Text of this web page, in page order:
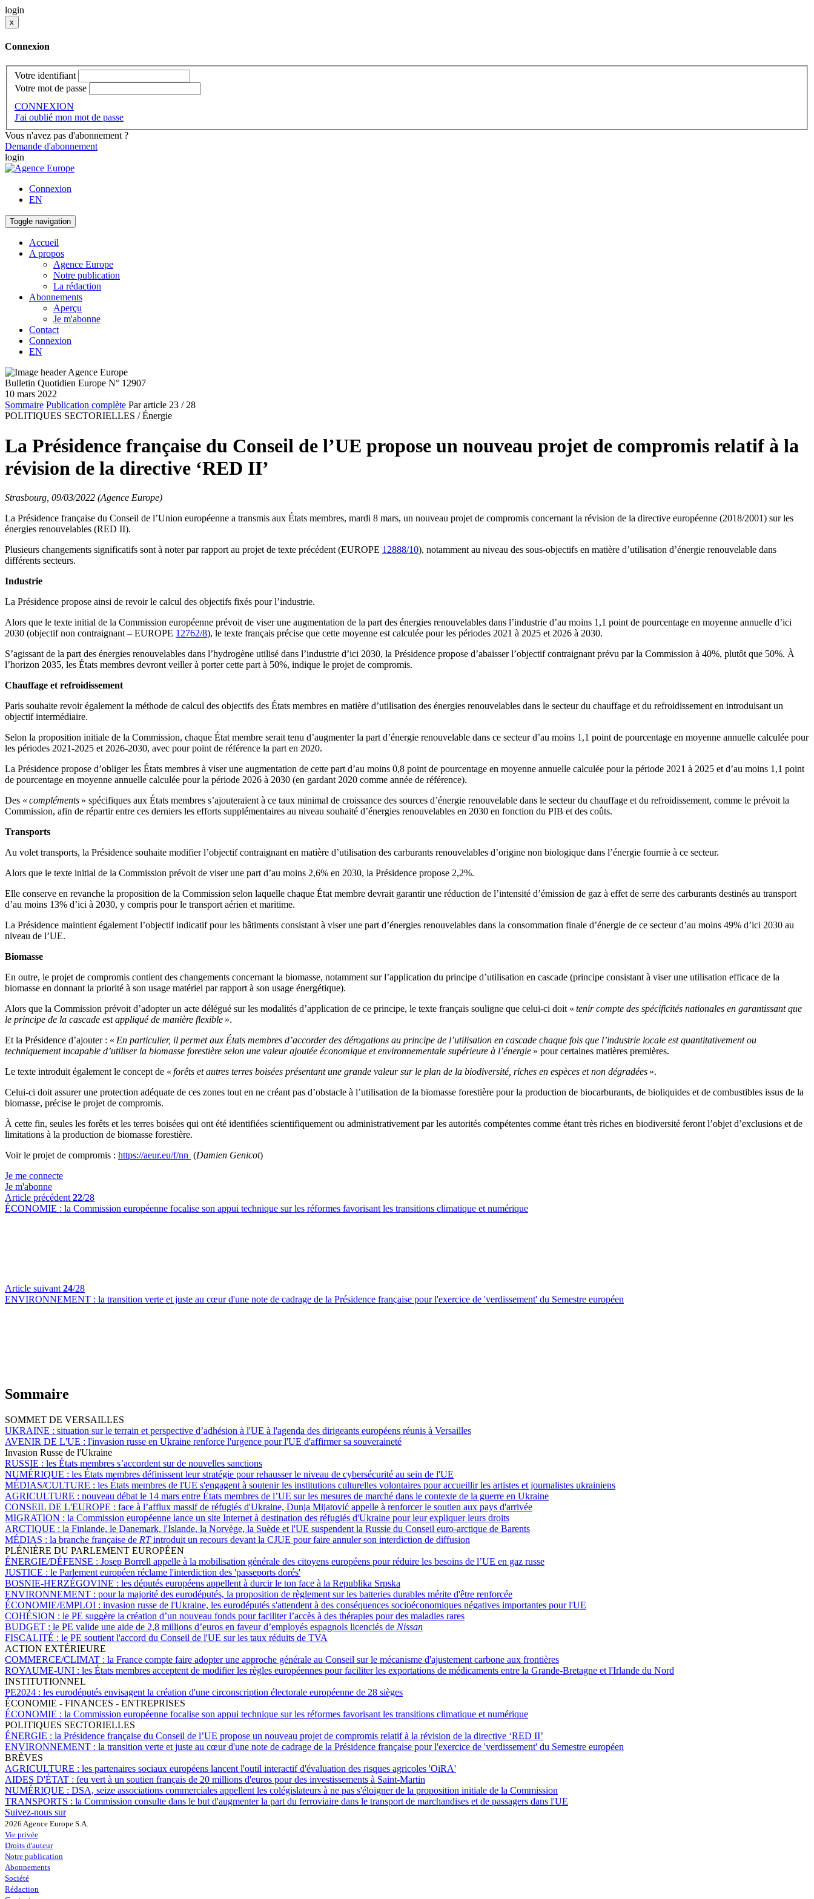
login
x
Connexion
Votre identifiant
Votre mot de passe
CONNEXION
J'ai oublié mon mot de passe
Vous n'avez pas d'abonnement ?
Demande d'abonnement
login
Connexion
EN
Toggle navigation
Accueil
A propos
Agence Europe
Notre publication
La rédaction
Abonnements
Aperçu
Je m'abonne
Contact
Connexion
EN
Bulletin Quotidien Europe N° 12907
10 mars 2022
Sommaire Publication complète Par article 23 / 28
POLITIQUES SECTORIELLES / Énergie
La Présidence française du Conseil de l’UE propose un nouveau projet de compromis relatif à la
révision de la directive ‘RED II’
Strasbourg, 09/03/2022 (Agence Europe)
La Présidence française du Conseil de l’Union européenne a transmis aux États membres, mardi 8 mars, un nouveau projet de compromis concernant la révision de la directive européenne (2018/2001) sur les
énergies renouvelables (RED II).
Plusieurs changements significatifs sont à noter par rapport au projet de texte précédent (EUROPE 12888/10), notamment au niveau des sous-objectifs en matière d’utilisation d’énergie renouvelable dans
différents secteurs.
Industrie
La Présidence propose ainsi de revoir le calcul des objectifs fixés pour l’industrie.
Alors que le texte initial de la Commission européenne prévoit de viser une augmentation de la part des énergies renouvelables dans l’industrie d’au moins 1,1 point de pourcentage en moyenne annuelle d’ici
2030 (objectif non contraignant – EUROPE 12762/8), le texte français précise que cette moyenne est calculée pour les périodes 2021 à 2025 et 2026 à 2030.
S’agissant de la part des énergies renouvelables dans l’hydrogène utilisé dans l’industrie d’ici 2030, la Présidence propose d’abaisser l’objectif contraignant prévu par la Commission à 40%, plutôt que 50%. À
l’horizon 2035, les États membres devront veiller à porter cette part à 50%, indique le projet de compromis.
Chauffage et refroidissement
Paris souhaite revoir également la méthode de calcul des objectifs des États membres en matière d’utilisation des énergies renouvelables dans le secteur du chauffage et du refroidissement en introduisant un
objectif intermédiaire.
Selon la proposition initiale de la Commission, chaque État membre serait tenu d’augmenter la part d’énergie renouvelable dans ce secteur d’au moins 1,1 point de pourcentage en moyenne annuelle calculée pour
les périodes 2021-2025 et 2026-2030, avec pour point de référence la part en 2020.
La Présidence propose d’obliger les États membres à viser une augmentation de cette part d’au moins 0,8 point de pourcentage en moyenne annuelle calculée pour la période 2021 à 2025 et d’au moins 1,1 point
de pourcentage en moyenne annuelle calculée pour la période 2026 à 2030 (en gardant 2020 comme année de référence).
Des « compléments » spécifiques aux États membres s’ajouteraient à ce taux minimal de croissance des sources d’énergie renouvelable dans le secteur du chauffage et du refroidissement, comme le prévoit la
Commission, afin de répartir entre ces derniers les efforts supplémentaires au niveau souhaité d’énergies renouvelables en 2030 en fonction du PIB et des coûts.
Transports
Au volet transports, la Présidence souhaite modifier l’objectif contraignant en matière d’utilisation des carburants renouvelables d’origine non biologique dans l’énergie fournie à ce secteur.
Alors que le texte initial de la Commission prévoit de viser une part d’au moins 2,6% en 2030, la Présidence propose 2,2%.
Elle conserve en revanche la proposition de la Commission selon laquelle chaque État membre devrait garantir une réduction de l’intensité d’émission de gaz à effet de serre des carburants destinés au transport
d’au moins 13% d’ici à 2030, y compris pour le transport aérien et maritime.
La Présidence maintient également l’objectif indicatif pour les bâtiments consistant à viser une part d’énergies renouvelables dans la consommation finale d’énergie de ce secteur d’au moins 49% d’ici 2030 au
niveau de l’UE.
Biomasse
En outre, le projet de compromis contient des changements concernant la biomasse, notamment sur l’application du principe d’utilisation en cascade (principe consistant à viser une utilisation efficace de la
biomasse en donnant la priorité à son usage matériel par rapport à son usage énergétique).
Alors que la Commission prévoit d’adopter un acte délégué sur les modalités d’application de ce principe, le texte français souligne que celui-ci doit « tenir compte des spécificités nationales en garantissant que
le principe de la cascade est appliqué de manière flexible ».
Et la Présidence d’ajouter : « En particulier, il permet aux États membres d’accorder des dérogations au principe de l’utilisation en cascade chaque fois que l’industrie locale est quantitativement ou
techniquement incapable d’utiliser la biomasse forestière selon une valeur ajoutée économique et environnementale supérieure à l’énergie » pour certaines matières premières.
Le texte introduit également le concept de « forêts et autres terres boisées présentant une grande valeur sur le plan de la biodiversité, riches en espèces et non dégradées ».
Celui-ci doit assurer une protection adéquate de ces zones tout en ne créant pas d’obstacle à l’utilisation de la biomasse forestière pour la production de biocarburants, de bioliquides et de combustibles issus de la
biomasse, précise le projet de compromis.
À cette fin, seules les forêts et les terres boisées qui ont été identifiées scientifiquement ou administrativement par les autorités compétentes comme étant très riches en biodiversité feront l’objet d’exclusions et de
limitations à la production de biomasse forestière.
Voir le projet de compromis : https://aeur.eu/f/nn (Damien Genicot)
Je me connecte
Je m'abonne
Article précédent 22/28
ÉCONOMIE : la Commission européenne focalise son appui technique sur les réformes favorisant les transitions climatique et numérique
Article suivant 24/28
ENVIRONNEMENT : la transition verte et juste au cœur d'une note de cadrage de la Présidence française pour l'exercice de 'verdissement' du Semestre européen
Sommaire
SOMMET DE VERSAILLES
UKRAINE : situation sur le terrain et perspective d’adhésion à l'UE à l'agenda des dirigeants européens réunis à Versailles
AVENIR DE L'UE : l'invasion russe en Ukraine renforce l'urgence pour l'UE d'affirmer sa souveraineté
Invasion Russe de l'Ukraine
RUSSIE : les États membres s’accordent sur de nouvelles sanctions
NUMÉRIQUE : les États membres définissent leur stratégie pour rehausser le niveau de cybersécurité au sein de l'UE
MÉDIAS/CULTURE : les États membres de l'UE s'engagent à soutenir les institutions culturelles volontaires pour accueillir les artistes et journalistes ukrainiens
AGRICULTURE : nouveau débat le 14 mars entre États membres de l’UE sur les mesures de marché dans le contexte de la guerre en Ukraine
CONSEIL DE L'EUROPE : face à l’afflux massif de réfugiés d'Ukraine, Dunja Mijatović appelle à renforcer le soutien aux pays d'arrivée
MIGRATION : la Commission européenne lance un site Internet à destination des réfugiés d'Ukraine pour leur expliquer leurs droits
ARCTIQUE : la Finlande, le Danemark, l'Islande, la Norvège, la Suède et l'UE suspendent la Russie du Conseil euro-arctique de Barents
MÉDIAS : la branche française de RTintroduit un recours devant la CJUE pour faire annuler son interdiction de diffusion
PLÉNIÈRE DU PARLEMENT EUROPÉEN
ÉNERGIE/DÉFENSE : Josep Borrell appelle à la mobilisation générale des citoyens européens pour réduire les besoins de l’UE en gaz russe
JUSTICE : le Parlement européen réclame l'interdiction des 'passeports dorés'
BOSNIE-HERZÉGOVINE : les députés européens appellent à durcir le ton face à la Republika Srpska
ENVIRONNEMENT : pour la majorité des eurodéputés, la proposition de règlement sur les batteries durables mérite d'être renforcée
ÉCONOMIE/EMPLOI : invasion russe de l'Ukraine, les eurodéputés s'attendent à des conséquences socioéconomiques négatives importantes pour l'UE
COHÉSION : le PE suggère la création d’un nouveau fonds pour faciliter l’accès à des thérapies pour des maladies rares
BUDGET : le PE valide une aide de 2,8 millions d’euros en faveur d’employés espagnols licenciés de Nissan
FISCALITÉ : le PE soutient l'accord du Conseil de l'UE sur les taux réduits de TVA
ACTION EXTÉRIEURE
COMMERCE/CLIMAT : la France compte faire adopter une approche générale au Conseil sur le mécanisme d'ajustement carbone aux frontières
ROYAUME-UNI : les États membres acceptent de modifier les règles européennes pour faciliter les exportations de médicaments entre la Grande-Bretagne et l'Irlande du Nord
INSTITUTIONNEL
PE2024 : les eurodéputés envisagent la création d'une circonscription électorale européenne de 28 sièges
ÉCONOMIE - FINANCES - ENTREPRISES
ÉCONOMIE : la Commission européenne focalise son appui technique sur les réformes favorisant les transitions climatique et numérique
POLITIQUES SECTORIELLES
ÉNERGIE : la Présidence française du Conseil de l’UE propose un nouveau projet de compromis relatif à la révision de la directive ‘RED II’
ENVIRONNEMENT : la transition verte et juste au cœur d'une note de cadrage de la Présidence française pour l'exercice de 'verdissement' du Semestre européen
BRÈVES
AGRICULTURE : les partenaires sociaux européens lancent l'outil interactif d'évaluation des risques agricoles 'OiRA'
AIDES D'ÉTAT : feu vert à un soutien français de 20 millions d'euros pour des investissements à Saint-Martin
NUMÉRIQUE : DSA, seize associations commerciales appellent les colégislateurs à ne pas s'éloigner de la proposition initiale de la Commission
TRANSPORTS : la Commission consulte dans le but d'augmenter la part du ferroviaire dans le transport de marchandises et de passagers dans l'UE
Suivez-nous sur
2026 Agence Europe S.A.
Vie privée
Droits d'auteur
Notre publication
Abonnements
Société
Rédaction